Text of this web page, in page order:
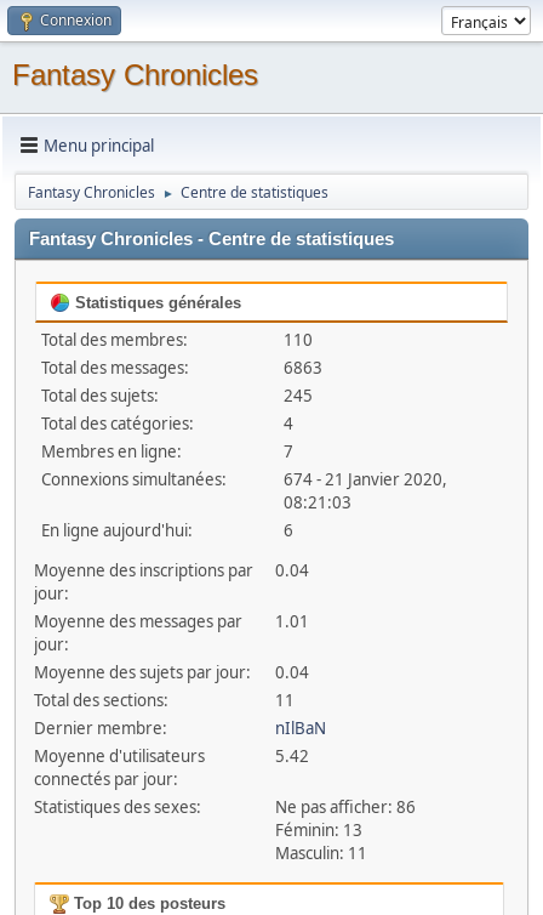
Connexion
Fantasy Chronicles
Menu principal
Fantasy Chronicles ► Centre de statistiques
Fantasy Chronicles - Centre de statistiques
Statistiques générales
Total des membres:
110
Total des messages:
6863
Total des sujets:
245
Total des catégories:
4
Membres en ligne:
7
Connexions simultanées:
674 - 21 Janvier 2020,
08:21:03
En ligne aujourd'hui:
6
Moyenne des inscriptions par
jour:
0.04
Moyenne des messages par
jour:
1.01
Moyenne des sujets par jour:
0.04
Total des sections:
11
Dernier membre:
nIlBaN
Moyenne d'utilisateurs
connectés par jour:
5.42
Statistiques des sexes:
Ne pas afficher: 86
Féminin: 13
Masculin: 11
Top 10 des posteurs